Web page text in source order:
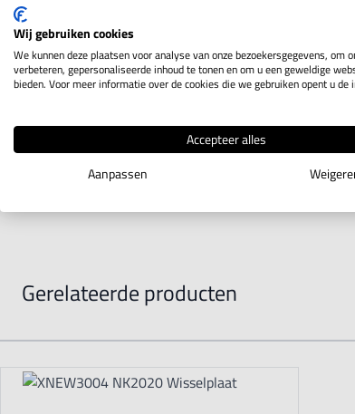
Gerelateerde producten
Navigating through the elements of the carousel is
Press to skip carousel
Wij gebruiken cookies
We kunnen deze plaatsen voor analyse van onze bezoekersgegevens, om
verbeteren, gepersonaliseerde inhoud te tonen en om u een geweldige
bieden. Voor meer informatie over de cookies die we gebruiken opent u de
Accepteer alles
Aanpassen